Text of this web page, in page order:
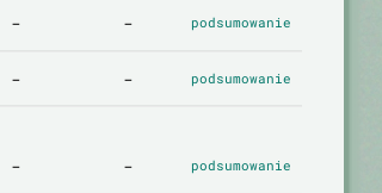
- - podsumowanie
- - podsumowanie
- - podsumowanie